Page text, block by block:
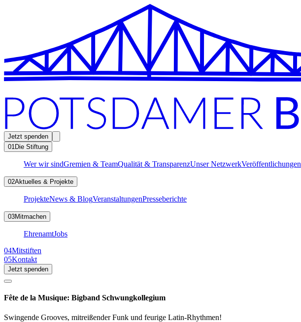
Jetzt spenden
01Die Stiftung
Wer wir sindGremien & TeamQualität & TransparenzUnser NetzwerkVeröffentlichungen
02Aktuelles & Projekte
ProjekteNews & BlogVeranstaltungenPresseberichte
03Mitmachen
EhrenamtJobs
04Mitstiften
05Kontakt
Jetzt spenden
Fête de la Musique: Bigband Schwungkollegium
Swingende Grooves, mitreißender Funk und feurige Latin-Rhythmen!